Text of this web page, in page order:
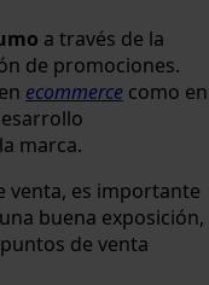
a través de la
de promociones.
ecommerce como en
marca.
venta, es importante
buena exposición,
de venta